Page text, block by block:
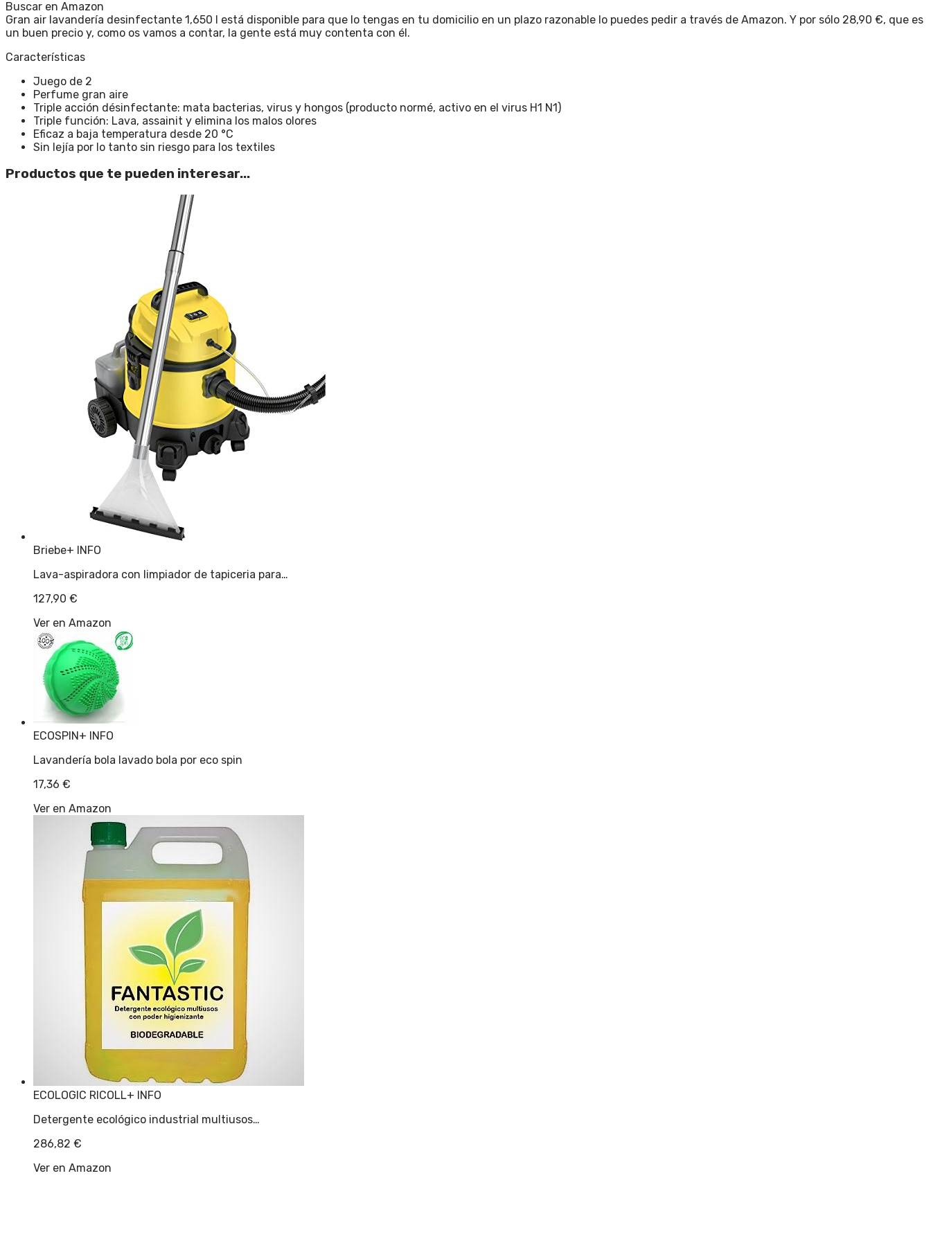
Buscar en Amazon
Gran air lavandería desinfectante 1,650 l está disponible para que lo tengas en tu domicilio en un plazo razonable lo puedes pedir a través de Amazon. Y por sólo 28,90 €, que es
un buen precio y, como os vamos a contar, la gente está muy contenta con él.
Características
Juego de 2
Perfume gran aire
Triple acción désinfectante: mata bacterias, virus y hongos (producto normé, activo en el virus H1 N1)
Triple función: Lava, assainit y elimina los malos olores
Eficaz a baja temperatura desde 20 °C
Sin lejía por lo tanto sin riesgo para los textiles
Productos que te pueden interesar...
Briebe+ INFO
Lava-aspiradora con limpiador de tapiceria para…
127,90 €
Ver en Amazon
ECOSPIN+ INFO
Lavandería bola lavado bola por eco spin
17,36 €
Ver en Amazon
ECOLOGIC RICOLL+ INFO
Detergente ecológico industrial multiusos…
286,82 €
Ver en Amazon